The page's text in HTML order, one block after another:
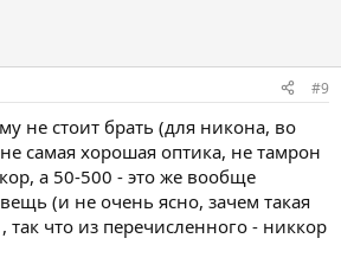
#9
не стоит брать (для никона, во
самая хорошая оптика, не тамрон
а 50-500 - это же вообще
(и не очень ясно, зачем такая
так что из перечисленного - никкор